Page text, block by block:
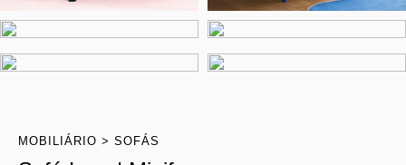
MOBILIÁRIO SOFÁS